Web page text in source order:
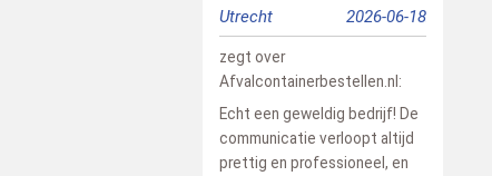
Utrecht
2026-06-18
zegt over
Afvalcontainerbestellen.nl :
Echt een geweldig bedrijf! De
communicatie verloopt altijd
prettig en professioneel, en
Ik heb